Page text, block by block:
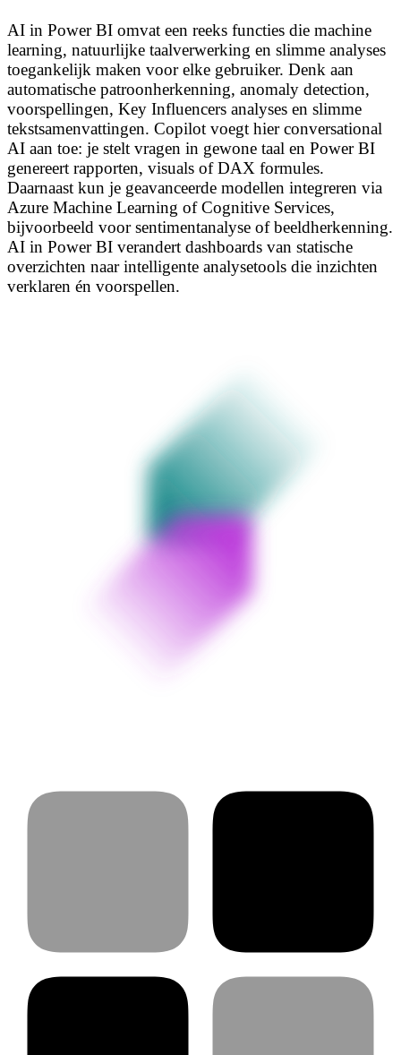
AI in Power BI omvat een reeks functies die machine
learning, natuurlijke taalverwerking en slimme analyses
toegankelijk maken voor elke gebruiker. Denk aan
automatische patroonherkenning, anomaly detection,
voorspellingen, Key Influencers analyses en slimme
tekstsamenvattingen. Copilot voegt hier conversational
AI aan toe: je stelt vragen in gewone taal en Power BI
genereert rapporten, visuals of DAX formules.
Daarnaast kun je geavanceerde modellen integreren via
Azure Machine Learning of Cognitive Services,
bijvoorbeeld voor sentimentanalyse of beeldherkenning.
AI in Power BI verandert dashboards van statische
overzichten naar intelligente analysetools die inzichten
verklaren én voorspellen.